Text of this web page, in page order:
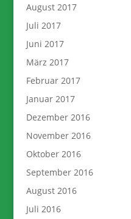
August 2017
Juli 2017
Juni 2017
März 2017
Februar 2017
Januar 2017
Dezember 2016
November 2016
Oktober 2016
September 2016
August 2016
Juli 2016